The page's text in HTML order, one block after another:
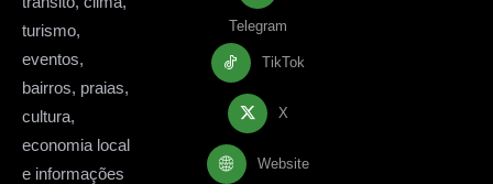
turismo,
eventos,
bairros, praias,
cultura,
economia local
e informações
Telegram
TikTok
X
Website